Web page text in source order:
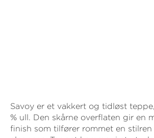
Savoy er et vakkert og tidløst
% ull. Den skårne overflaten gir en
finish som tilfører rommet en